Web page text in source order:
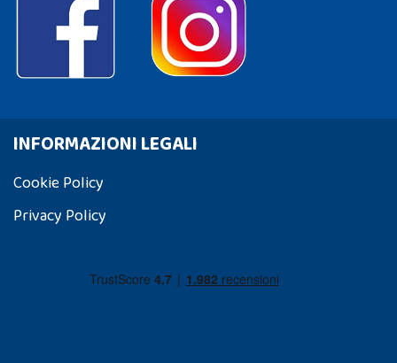
INFORMAZIONI LEGALI
Cookie Policy
Privacy Policy